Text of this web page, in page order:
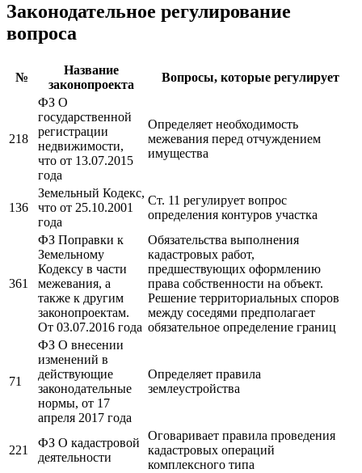
Законодательное регулирование
вопроса
№
Название
законопроекта
Вопросы, которые регулирует
218
ФЗ О
государственной
регистрации
недвижимости,
что от 13.07.2015
года
Определяет необходимость
межевания перед отчуждением
имущества
136
Земельный Кодекс,
что от 25.10.2001
года
Ст. 11 регулирует вопрос
определения контуров участка
361
ФЗ Поправки к
Земельному
Кодексу в части
межевания, а
также к другим
законопроектам.
От 03.07.2016 года
Обязательства выполнения
кадастровых работ,
предшествующих оформлению
права собственности на объект.
Решение территориальных споров
между соседями предполагает
обязательное определение границ
71
ФЗ О внесении
изменений в
действующие
законодательные
нормы, от 17
апреля 2017 года
Определяет правила
землеустройства
221
ФЗ О кадастровой
деятельности
Оговаривает правила проведения
кадастровых операций
комплексного типа